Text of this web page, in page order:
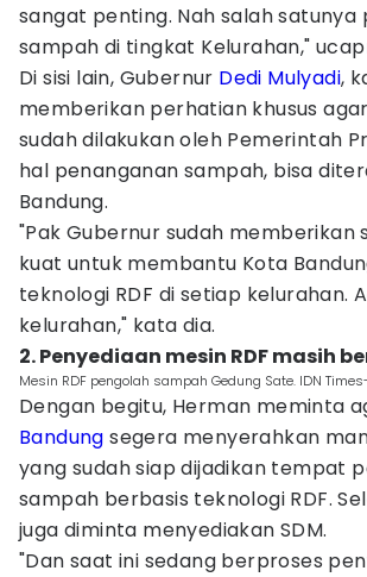
sangat penting. Nah salah satunya
sampah di tingkat Kelurahan,"
Di sisi lain, Gubernur Dedi Mulyadi,
memberikan perhatian khusus
sudah dilakukan oleh Pemerintah
hal penanganan sampah, bisa
Bandung.
"Pak Gubernur sudah memberikan
kuat untuk membantu Kota
teknologi RDF di setiap kelurahan.
kelurahan," kata dia.
2. Penyediaan mesin RDF masih
Mesin RDF pengolah sampah Gedung Sate. IDN
Dengan begitu, Herman meminta
Bandung segera menyerahkan
yang sudah siap dijadikan tempat
sampah berbasis teknologi RDF.
juga diminta menyediakan SDM.
"Dan saat ini sedang berproses